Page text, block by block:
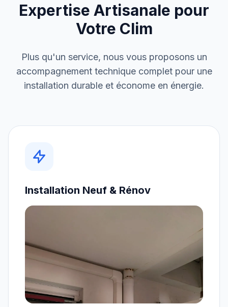
Expertise Artisanale pour
Votre Clim
Plus qu'un service, nous vous proposons un
accompagnement technique complet pour une
installation durable et économe en énergie.
Installation Neuf & Rénov